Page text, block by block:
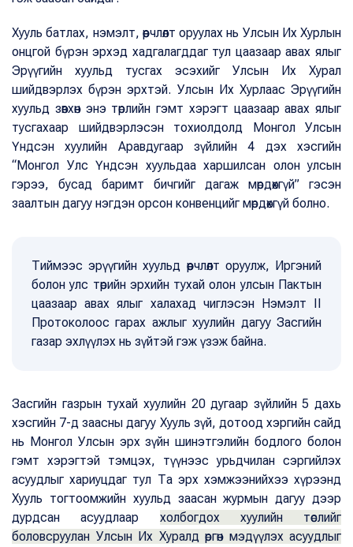
Хууль батлах, нэмэлт, өөрчлөлт оруулах нь Улсын Их Хурлын
онцгой бүрэн эрхэд хадгалагддаг тул цаазаар авах ялыг
Эрүүгийн хуульд тусгах эсэхийг Улсын Их Хурал
шийдвэрлэх бүрэн эрхтэй. Улсын Их Хурлаас Эрүүгийн
хуульд зөвхөн энэ төрлийн гэмт хэрэгт цаазаар авах ялыг
тусгахаар шийдвэрлэсэн тохиолдолд Монгол Улсын
Үндсэн хуулийн Аравдугаар зүйлийн 4 дэх хэсгийн
“Монгол Улс Үндсэн хуульдаа харшилсан олон улсын
гэрээ, бусад баримт бичгийг дагаж мөрдөхгүй” гэсэн
заалтын дагуу нэгдэн орсон конвенцийг мөрдөхгүй болно.
Тиймээс эрүүгийн хуульд өөрчлөлт оруулж, Иргэний
болон улс төрийн эрхийн тухай олон улсын Пактын
цаазаар авах ялыг халахад чиглэсэн Нэмэлт II
Протоколоос гарах ажлыг хуулийн дагуу Засгийн
газар эхлүүлэх нь зүйтэй гэж үзэж байна.
Засгийн газрын тухай хуулийн 20 дугаар зүйлийн 5 дахь
хэсгийн 7-д заасны дагуу Хууль зүй, дотоод хэргийн сайд
нь Монгол Улсын эрх зүйн шинэтгэлийн бодлого болон
гэмт хэрэгтэй тэмцэх, түүнээс урьдчилан сэргийлэх
асуудлыг хариуцдаг тул Та эрх хэмжээнийхээ хүрээнд
Хууль тогтоомжийн хуульд заасан журмын дагуу дээр
дурдсан асуудлаар холбогдох хуулийн төслийг
боловсруулан Улсын Их Хуралд өргөн мэдүүлэх асуудлыг